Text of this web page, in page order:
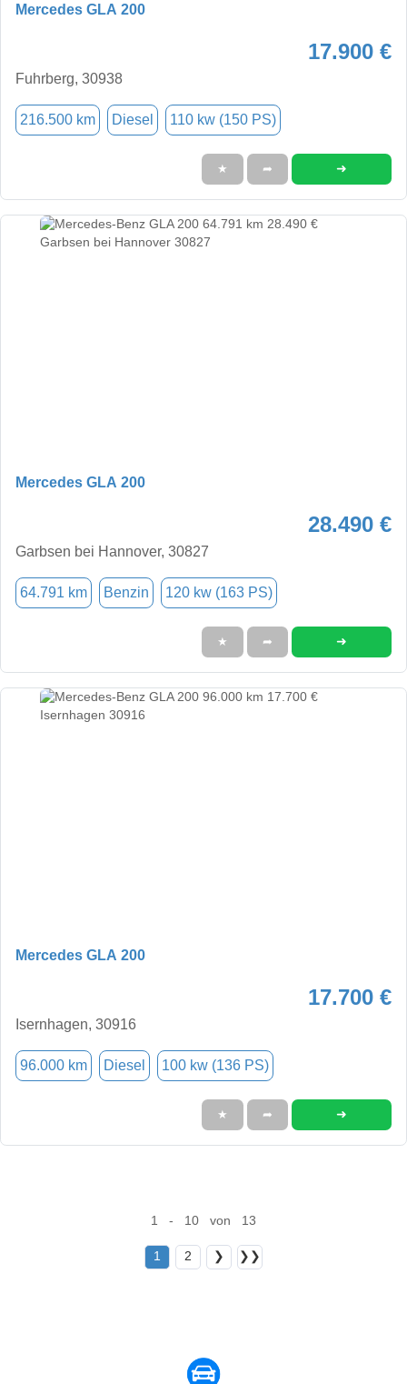
Mercedes GLA 200
17.900 €
Fuhrberg, 30938
216.500 km Diesel 110 kw (150 PS)
★ ➦ ➜
Mercedes GLA 200
28.490 €
Garbsen bei Hannover, 30827
64.791 km Benzin 120 kw (163 PS)
★ ➦ ➜
Mercedes GLA 200
17.700 €
Isernhagen, 30916
96.000 km Diesel 100 kw (136 PS)
★ ➦ ➜
1 - 10 von 13
1 2 ❯ ❯❯